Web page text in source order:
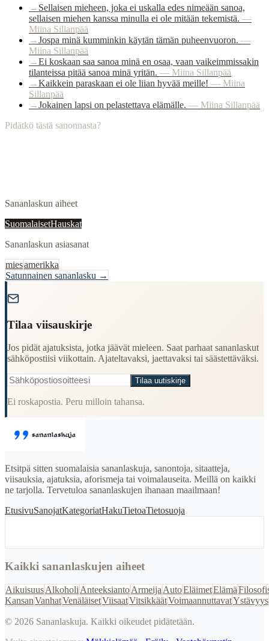
→ Sellaisen mieheen, joka ei uskalla edes nimeään sanoa,
sellaisen miehen kanssa minulla ei ole mitään tekemistä. —
Miina Sillanpää
→Jospa minä kumminkin käytän tämän puheenvuoron. —
Miina Sillanpää
→Ei koskaan saa sanoa minä en osaa, vaan vaikeimmissakin
tilanteissa pitää sanoa minä yritän. — Miina Sillanpää
→Kaikkein paraskaan ei ole liian hyvää meille! — Miina
Sillanpää
→Jokainen lapsi on pelastettava elämälle. — Miina Sillanpää
Pidätkö tästä sanonnasta?
Sananlaskun aiheet
SuomalaisetHauskat
Sananlaskun asiasanat
miesamerikka
Satunnainen sananlasku →
Tilaa viisauskirje
Jos pidät ajatuksista, jotka jäävät mieleen. Saat parhaat sananlaskut
sähköpostiisi viikottain. Ajateltavaksi, jaettavaksi tai säästettäväksi.
Tilaa uutiskirje
Ei roskapostia. Peru milloin tahansa.
Etsitpä sitten suomalaisia sananlaskuja, sanontoja, sitaatteja,
viisauksia, ajatuksia, aforismeja tai voimalauseita. Meillä on kaikki
ne tarjolla. Tervetuloa sananlaskujen ihanaan maailmaan!
EtusivuSanojatKategoriatHakuTietoaTietosuoja
Kaikki sananlaskujen aiheet
AikuisuusAlkoholi AnteeksiantoArmeija AutoEläimetElämä
KansanVanhatVenäläisetViisaatVitsikkäätVoimaannuttavatYstävyys
© 2026 Sananlaskuja. Kaikki oikeudet pidätetään.